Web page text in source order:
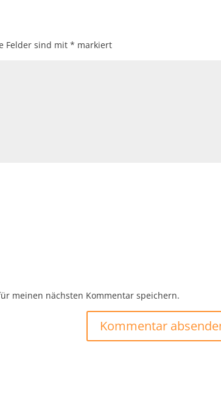
Felder sind mit* markiert
meinen nächsten Kommentar speichern.